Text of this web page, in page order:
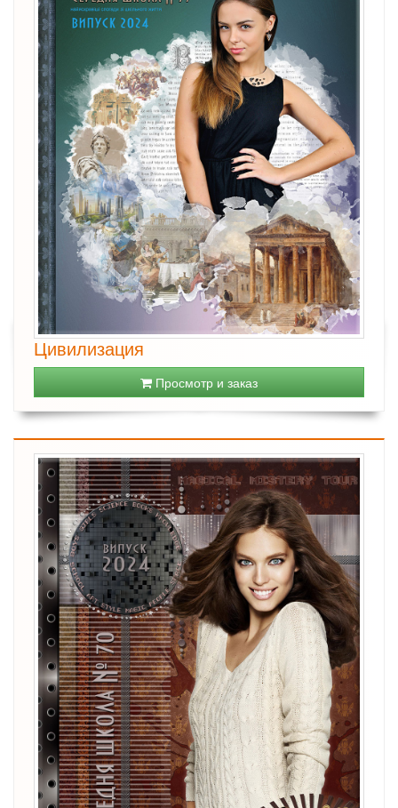
Цивилизация
Просмотр и заказ